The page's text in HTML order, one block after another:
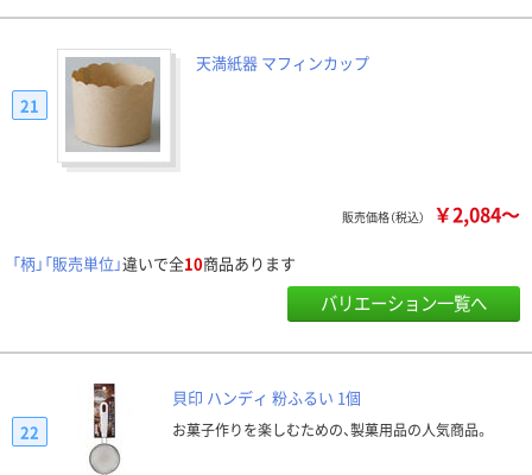
天満紙器 マフィンカップ
21
販売価格（税込） ￥2,084～
「柄」「販売単位」違いで全10商品あります
バリエーション一覧へ
貝印 ハンディ 粉ふるい 1個
お菓子作りを楽しむための、製菓用品の人気商品。
22